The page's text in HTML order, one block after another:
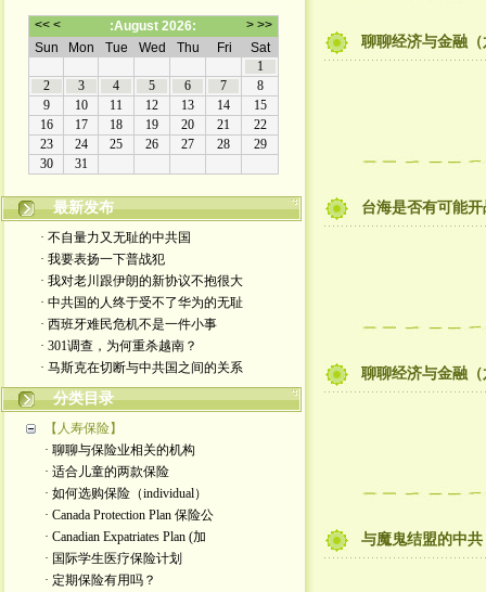
最新发布
· 不自量力又无耻的中共国
· 我要表扬一下普战犯
· 我对老川跟伊朗的新协议不抱很大
· 中共国的人终于受不了华为的无耻
· 西班牙难民危机不是一件小事
· 301调查，为何重杀越南？
· 马斯克在切断与中共国之间的关系
分类目录
【人寿保险】
· 聊聊与保险业相关的机构
· 适合儿童的两款保险
· 如何选购保险（individual）
· Canada Protection Plan 保险公
· Canadian Expatriates Plan (加
· 国际学生医疗保险计划
· 定期保险有用吗？
聊聊经济与金融
台海是否有可能开
聊聊经济与金融
与魔鬼结盟的中共